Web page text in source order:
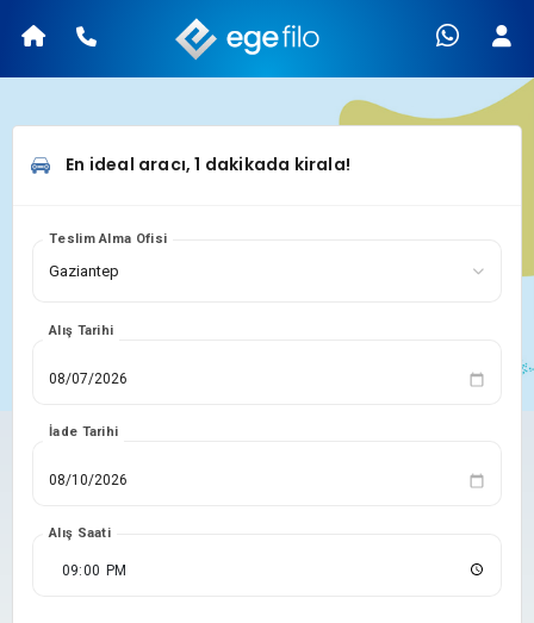
En ideal aracı, 1 dakikada kirala!
Teslim Alma Ofisi
Alış Tarihi
İade Tarihi
Alış Saati